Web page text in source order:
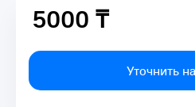
5000 ₸
5000 ₸
Уточнить